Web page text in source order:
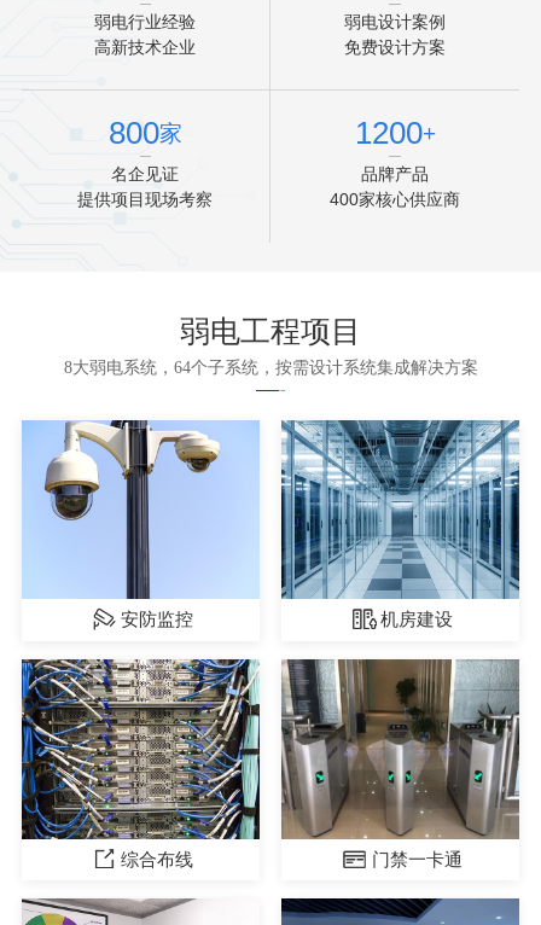
弱电行业经验
高新技术企业
弱电设计案例
免费设计方案
800家
名企见证
提供项目现场考察
1200+
品牌产品
400家核心供应商
弱电工程项目
8大弱电系统，64个子系统，按需设计系统集成解决方案
安防监控 机房建设
综合布线 门禁一卡通